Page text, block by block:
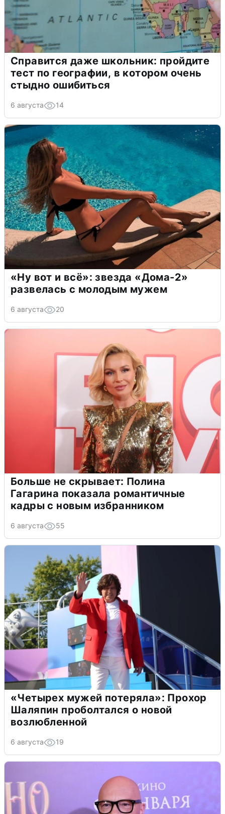
Справится даже школьник: пройдите
тест по географии, в котором очень
стыдно ошибиться
6 августа 14
«Ну вот и всё»: звезда «Дома-2»
развелась с молодым мужем
6 августа 20
Больше не скрывает: Полина
Гагарина показала романтичные
кадры с новым избранником
6 августа 55
«Четырех мужей потеряла»: Прохор
Шаляпин проболтался о новой
возлюбленной
6 августа 19